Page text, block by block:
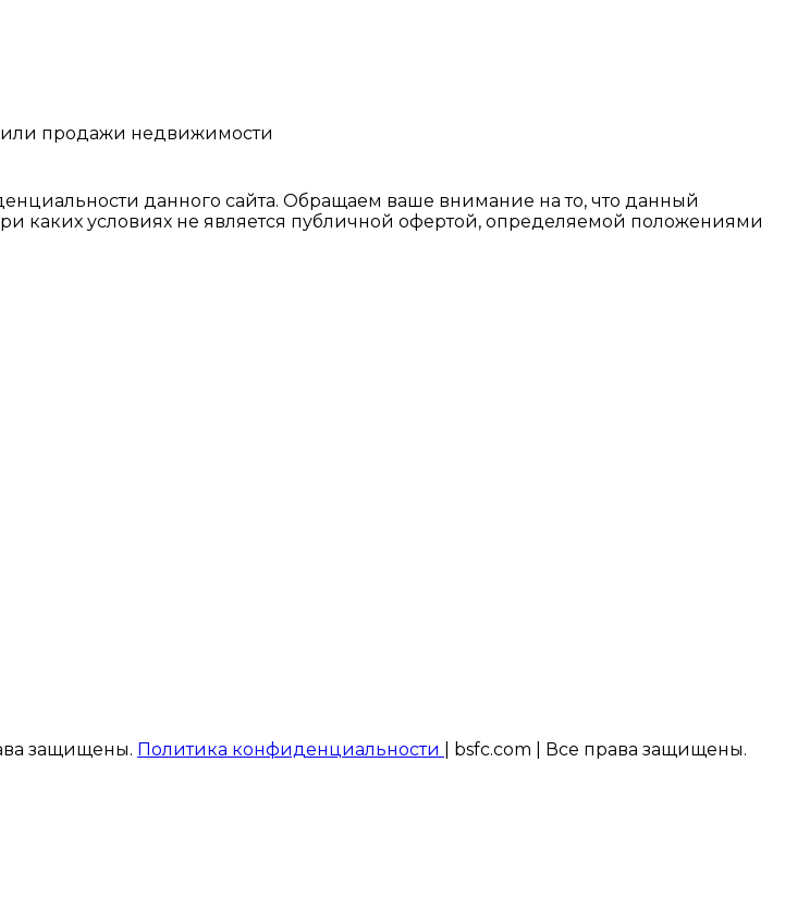
или продажи недвижимости
данного сайтa. Обращаем ваше внимание на то, что данный
каких условиях не является публичной офертой, определяемой положениями
защищены. Политика конфиденциальности
| bsfc.com | Все права защищены.